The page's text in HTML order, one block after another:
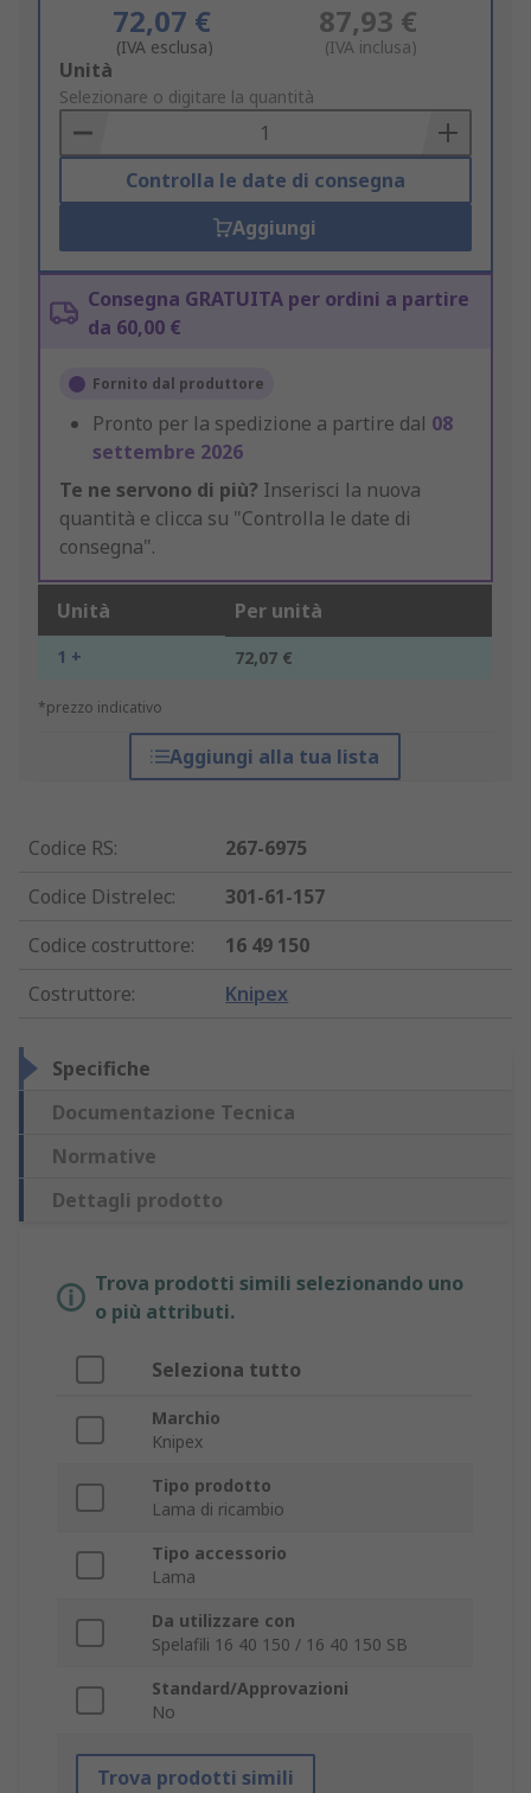
72,07 €
(IVA esclusa)
87,93 €
(IVA inclusa)
Add
to
Basket
Unità
Selezionare o digitare la quantità
Controlla le date di consegna
Aggiungi
Consegna GRATUITA per ordini a partire
da 60,00 €
Fornito dal produttore
Pronto per la spedizione a partire dal 08
settembre 2026
Te ne servono di più? Inserisci la nuova
quantità e clicca su "Controlla le date di
consegna".
Unità Per unità
1 + 72,07 €
*prezzo indicativo
Aggiungi alla tua lista
Codice RS:
267-6975
Codice Distrelec:
301-61-157
Codice costruttore:
16 49 150
Costruttore: Knipex
Specifiche
Documentazione Tecnica
Normative
Dettagli prodotto
Trova prodotti simili selezionando uno
o più attributi.
Seleziona tutto
Marchio
Knipex
Tipo prodotto
Lama di ricambio
Tipo accessorio
Lama
Da utilizzare con
Spelafili 16 40 150 / 16 40 150 SB
Standard/Approvazioni
No
Trova prodotti simili